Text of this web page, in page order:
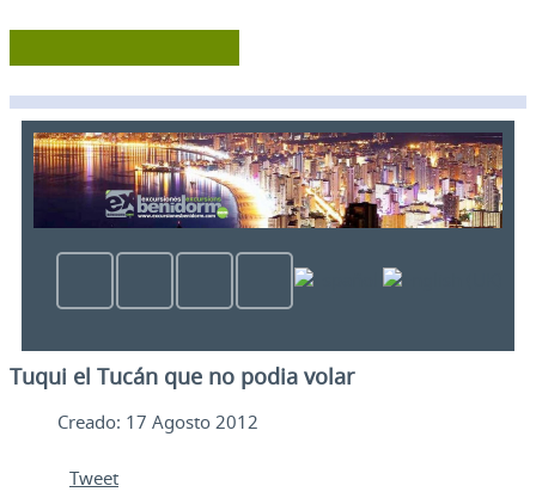
Tuqui el Tucán que no podia volar
Creado: 17 Agosto 2012
Tweet